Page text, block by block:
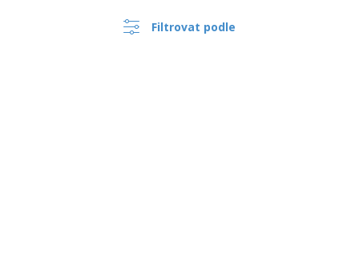
Filtrovat podle